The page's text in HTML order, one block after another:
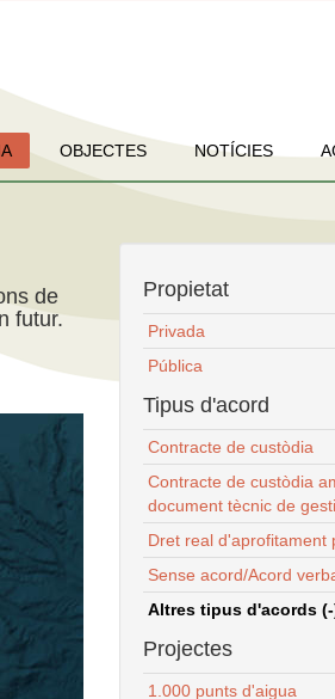
OBJECTES NOTÍCIES
de
futur.
Propietat
Privada
Pública
Tipus d'acord
Contracte de custòdia
Contracte de custòdia
document tècnic de
Dret real d'aprofitament
Sense acord/Acord
Altres tipus d'acords
Projectes
1.000 punts d'aigua